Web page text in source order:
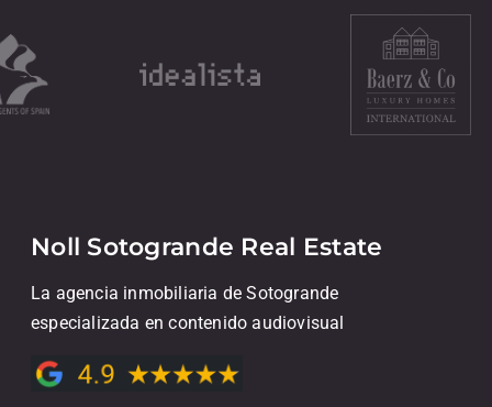
Noll Sotogrande Real Estate
La agencia inmobiliaria de Sotogrande
especializada en contenido audiovisual